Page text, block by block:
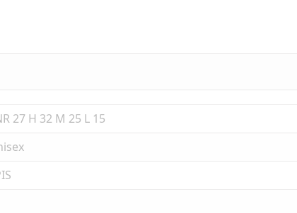
27 H 32 M 25 L 15